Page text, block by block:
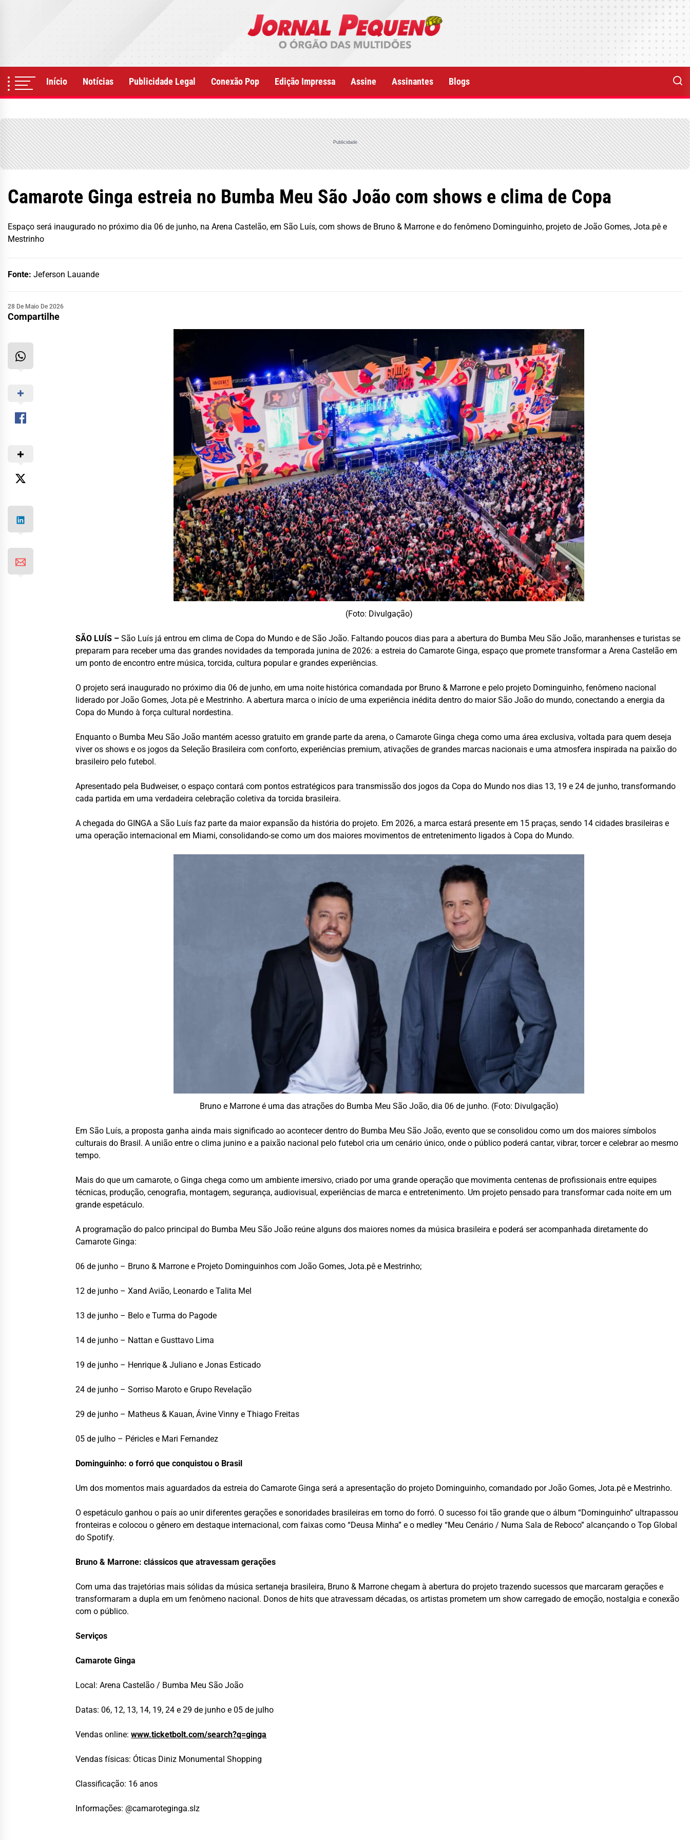
Início Notícias Publicidade Legal Conexão Pop Edição Impressa Assine Assinantes Blogs
Publicidade
Camarote Ginga estreia no Bumba Meu São João com shows e clima de Copa
Espaço será inaugurado no próximo dia 06 de junho, na Arena Castelão, em São Luís, com shows de Bruno & Marrone e do fenômeno Dominguinho, projeto de João Gomes, Jota.pê e
Mestrinho
Fonte: Jeferson Lauande
28 De Maio De 2026
Compartilhe
(Foto: Divulgação)
SÃO LUÍS – São Luís já entrou em clima de Copa do Mundo e de São João. Faltando poucos dias para a abertura do Bumba Meu São João, maranhenses e turistas se
preparam para receber uma das grandes novidades da temporada junina de 2026: a estreia do Camarote Ginga, espaço que promete transformar a Arena Castelão em
um ponto de encontro entre música, torcida, cultura popular e grandes experiências.
O projeto será inaugurado no próximo dia 06 de junho, em uma noite histórica comandada por Bruno & Marrone e pelo projeto Dominguinho, fenômeno nacional
liderado por João Gomes, Jota.pê e Mestrinho. A abertura marca o início de uma experiência inédita dentro do maior São João do mundo, conectando a energia da
Copa do Mundo à força cultural nordestina.
Enquanto o Bumba Meu São João mantém acesso gratuito em grande parte da arena, o Camarote Ginga chega como uma área exclusiva, voltada para quem deseja
viver os shows e os jogos da Seleção Brasileira com conforto, experiências premium, ativações de grandes marcas nacionais e uma atmosfera inspirada na paixão do
brasileiro pelo futebol.
Apresentado pela Budweiser, o espaço contará com pontos estratégicos para transmissão dos jogos da Copa do Mundo nos dias 13, 19 e 24 de junho, transformando
cada partida em uma verdadeira celebração coletiva da torcida brasileira.
A chegada do GINGA a São Luís faz parte da maior expansão da história do projeto. Em 2026, a marca estará presente em 15 praças, sendo 14 cidades brasileiras e
uma operação internacional em Miami, consolidando-se como um dos maiores movimentos de entretenimento ligados à Copa do Mundo.
Bruno e Marrone é uma das atrações do Bumba Meu São João, dia 06 de junho. (Foto: Divulgação)
Em São Luís, a proposta ganha ainda mais significado ao acontecer dentro do Bumba Meu São João, evento que se consolidou como um dos maiores símbolos
culturais do Brasil. A união entre o clima junino e a paixão nacional pelo futebol cria um cenário único, onde o público poderá cantar, vibrar, torcer e celebrar ao mesmo
tempo.
Mais do que um camarote, o Ginga chega como um ambiente imersivo, criado por uma grande operação que movimenta centenas de profissionais entre equipes
técnicas, produção, cenografia, montagem, segurança, audiovisual, experiências de marca e entretenimento. Um projeto pensado para transformar cada noite em um
grande espetáculo.
A programação do palco principal do Bumba Meu São João reúne alguns dos maiores nomes da música brasileira e poderá ser acompanhada diretamente do
Camarote Ginga:
06 de junho – Bruno & Marrone e Projeto Dominguinhos com João Gomes, Jota.pê e Mestrinho;
12 de junho – Xand Avião, Leonardo e Talita Mel
13 de junho – Belo e Turma do Pagode
14 de junho – Nattan e Gusttavo Lima
19 de junho – Henrique & Juliano e Jonas Esticado
24 de junho – Sorriso Maroto e Grupo Revelação
29 de junho – Matheus & Kauan, Ávine Vinny e Thiago Freitas
05 de julho – Péricles e Mari Fernandez
Dominguinho: o forró que conquistou o Brasil
Um dos momentos mais aguardados da estreia do Camarote Ginga será a apresentação do projeto Dominguinho, comandado por João Gomes, Jota.pê e Mestrinho.
O espetáculo ganhou o país ao unir diferentes gerações e sonoridades brasileiras em torno do forró. O sucesso foi tão grande que o álbum “Dominguinho” ultrapassou
fronteiras e colocou o gênero em destaque internacional, com faixas como “Deusa Minha” e o medley “Meu Cenário / Numa Sala de Reboco” alcançando o Top Global
do Spotify.
Bruno & Marrone: clássicos que atravessam gerações
Com uma das trajetórias mais sólidas da música sertaneja brasileira, Bruno & Marrone chegam à abertura do projeto trazendo sucessos que marcaram gerações e
transformaram a dupla em um fenômeno nacional. Donos de hits que atravessam décadas, os artistas prometem um show carregado de emoção, nostalgia e conexão
com o público.
Serviços
Camarote Ginga
Local: Arena Castelão / Bumba Meu São João
Datas: 06, 12, 13, 14, 19, 24 e 29 de junho e 05 de julho
Vendas online:www.ticketbolt.com/search?q=ginga
Vendas físicas: Óticas Diniz Monumental Shopping
Classificação: 16 anos
Informações: @camaroteginga.slz